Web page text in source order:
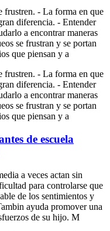
frustren. - La forma en que
diferencia. - Entender
a encontrar maneras
se frustran y se portan
que piensan y a
frustren. - La forma en que
diferencia. - Entender
a encontrar maneras
se frustran y se portan
que piensan y a
de escuela
a veces actan sin
para controlarse que
de los sentimientos y
ayuda promover una
de su hijo. M